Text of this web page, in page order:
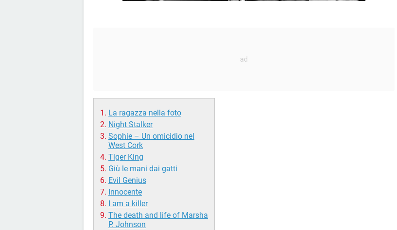
La ragazza nella foto
Night Stalker
Sophie – Un omicidio nel
West Cork
Tiger King
Giù le mani dai gatti
Evil Genius
Innocente
I am a killer
The death and life of Marsha
P. Johnson